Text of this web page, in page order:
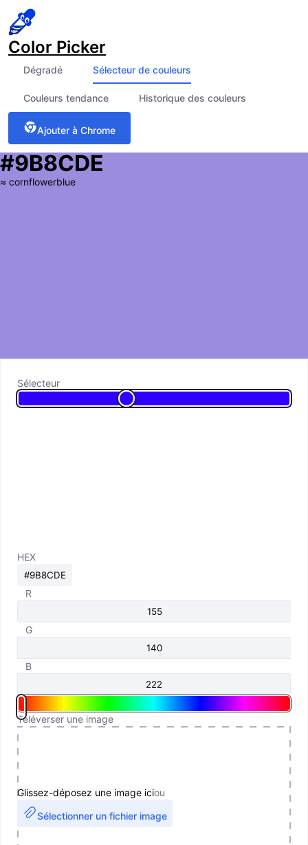
Color Picker
Dégradé Sélecteur de couleurs
Couleurs tendance Historique des couleurs
Ajouter à Chrome
#9B8CDE
≈ cornflowerblue
Sélecteur
HEX
R
G
B
Téléverser une image
Glissez-déposez une image iciou
Sélectionner un fichier image